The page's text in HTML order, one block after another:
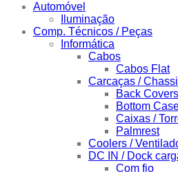
Automóvel
Iluminação
Comp. Técnicos / Peças
Informática
Cabos
Cabos Flat
Carcaças /
Back Covers
Bottom
Caixas /
Palmrest
Coolers /
DC IN / Dock
Com fio